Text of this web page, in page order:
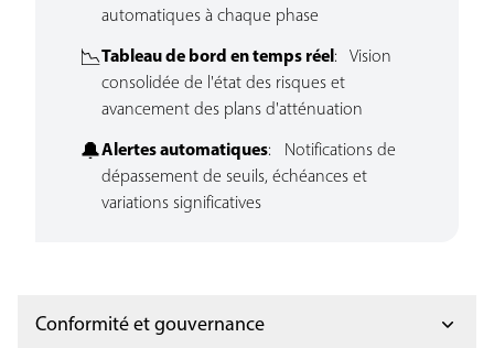
automatiques à chaque phase
📉Tableau de bord en temps réel: Vision
consolidée de l'état des risques et
avancement des plans d'atténuation
🔔Alertes automatiques: Notifications de
dépassement de seuils, échéances et
variations significatives
Conformité et gouvernance